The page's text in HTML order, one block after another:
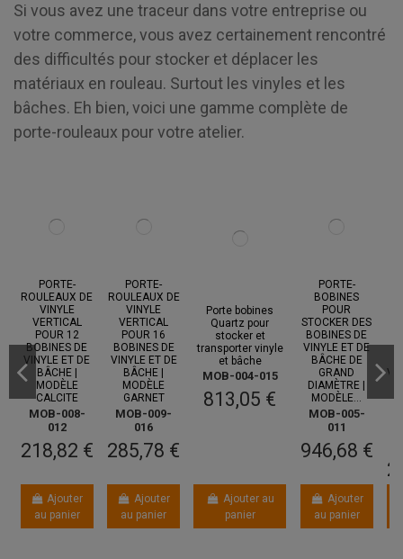
Si vous avez une traceur dans votre entreprise ou
votre commerce, vous avez certainement rencontré
des difficultés pour stocker et déplacer les
matériaux en rouleau. Surtout les vinyles et les
bâches. Eh bien, voici une gamme complète de
porte-rouleaux pour votre atelier.
PORTE-
ROULEAUX DE
VINYLE
VERTICAL
POUR 12
BOBINES DE
VINYLE ET DE
BÂCHE |
MODÈLE
CALCITE
MOB-008-
012
218,82 €
Ajouter
au panier
PORTE-
ROULEAUX DE
VINYLE
VERTICAL
POUR 16
BOBINES DE
VINYLE ET DE
BÂCHE |
MODÈLE
GARNET
MOB-009-
016
285,78 €
Ajouter
au panier
Porte bobines
Quartz pour
stocker et
transporter vinyle
et bâche
MOB-004-015
813,05 €
Ajouter au
panier
PORTE-
BOBINES
POUR
STOCKER DES
BOBINES DE
VINYLE ET DE
BÂCHE DE
GRAND
DIAMÈTRE |
MODÈLE...
MOB-005-
011
946,68 €
Ajouter
au panier